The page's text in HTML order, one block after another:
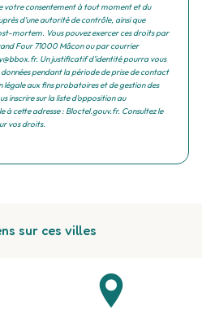
votre consentement à tout moment et du
d’une autorité de contrôle, ainsi que
mortem. Vous pouvez exercer ces droits par
Four 71000 Mâcon ou par courrier
Un justificatif d'identité pourra vous
pendant la période de prise de contact
aux fins probatoires et de gestion des
inscrire sur la liste d'opposition au
à cette adresse : Bloctel.gouv.fr. Consultez le
vos droits.
sur ces villes